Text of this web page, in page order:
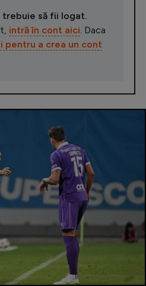
trebuie să fii logat.
intră în cont aici . Daca
pentru a crea un cont